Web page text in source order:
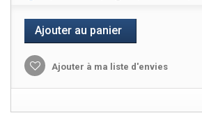
Ajouter au panier
Ajouter à ma liste d'envies